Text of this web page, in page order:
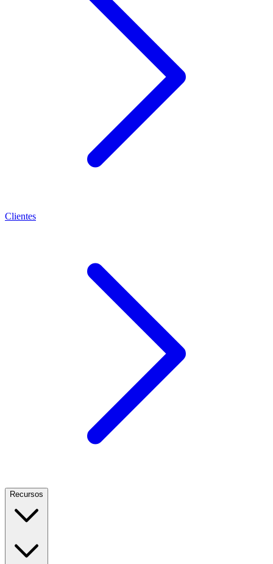
Clientes
Recursos